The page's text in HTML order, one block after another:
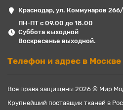
Краснодар, ул. Коммунаров
ПН-ПТ с 09.00 до 18.00
Суббота выходной
Воскресенье выходной.
Телефон и адрес в Москве
Все права защищены 2026 © Мир
Крупнейший поставщик тканей в